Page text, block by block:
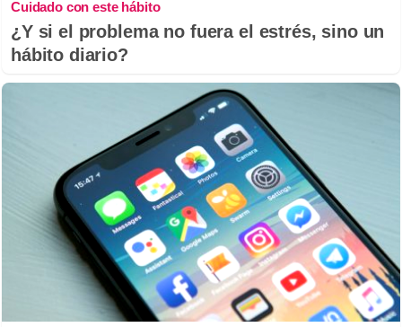
Cuidado con este hábito
¿Y si el problema no fuera el estrés, sino un
hábito diario?